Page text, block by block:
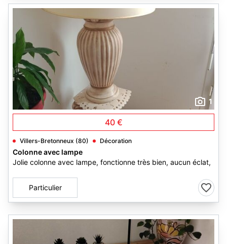
1
40 €
Villers-Bretonneux (80) Décoration
Colonne avec lampe
Jolie colonne avec lampe, fonctionne très bien, aucun éclat,
Particulier